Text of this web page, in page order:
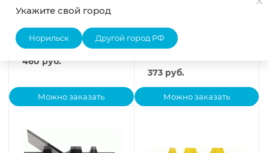
Ножовка по металлу
Нет в наличии
460 руб.
Можно заказать
300мм (40051)
Нет в наличии
373руб.
Можно заказать
Укажите свой город
Норильск Другой город РФ